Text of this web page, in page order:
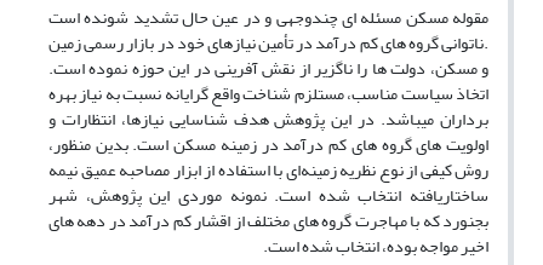
مقوله مسکن مسئله ای چندوجهی و در عین حال تشدید شونده است
.ناتوانی گروه های کم درآمد در تأمین نیازهای خود در بازار رسمی زمین
و مسکن، دولت ها را ناگزیر از نقش آفرینی در این حوزه نموده است.
اتخاذ سیاست مناسب، مستلزم شناخت واقع گرایانه نسبت به نیاز بهره
برداران میباشد. در این پژوهش هدف شناسایی نیازها، انتظارات و
اولویت های گروه های کم درآمد در زمینه مسکن است. بدین منظور،
روش کیفی از نوع نظریه زمینه‌ای با استفاده از ابزار مصاحبه عمیق نیمه
ساختاریافته انتخاب شده است. نمونه موردی این پژوهش، شهر
بجنورد که با مهاجرت گروه های مختلف از اقشار کم درآمد در دهه های
اخیر مواجه بوده، انتخاب شده است.